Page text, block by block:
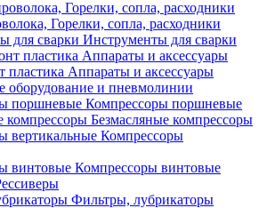
Горелки, сопла, расходники
Инструменты для сварки
пластика Аппараты и аксессуары
оборудование и пневмолинии
Компрессоры поршневые
Безмасляные компрессоры
Компрессоры
Компрессоры винтовые
Фильтры, лубрикаторы